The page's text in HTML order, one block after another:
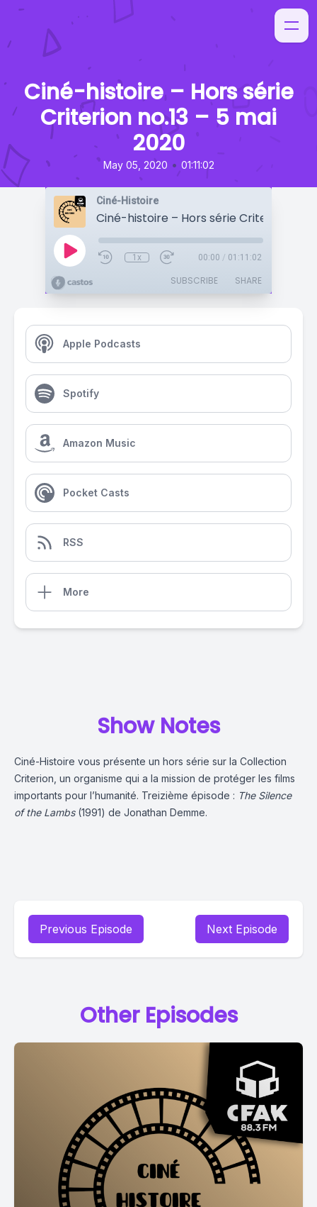
Ciné-histoire – Hors série
Criterion no.13 – 5 mai
2020
May 05, 2020 • 01:11:02
Ciné-Histoire
1x 00:00 / 01:11:02
SUBSCRIBE SHARE
Apple Podcasts
Spotify
Amazon Music
Pocket Casts
RSS
More
Show Notes
Ciné-Histoire vous présente un hors série sur la Collection
Criterion, un organisme qui a la mission de protéger les films
importants pour l’humanité. Treizième épisode : The Silence
of the Lambs(1991) de Jonathan Demme.
Previous Episode Next Episode
Other Episodes